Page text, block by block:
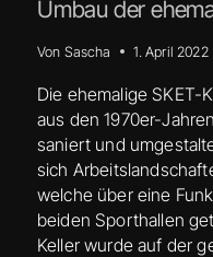
Umbau der
Von Sascha 1. April 2022
Die ehemalige SKET-
aus den 1970er-
saniert und
sich
welche über eine
beiden Sporthallen
Keller wurde auf der